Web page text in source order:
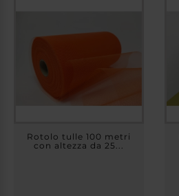
Rotolo tulle 100 metri
con altezza da 25...